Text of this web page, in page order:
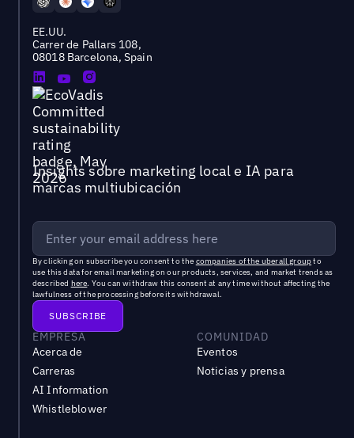
EE.UU.
Carrer de Pallars 108,
08018 Barcelona, Spain
Insights sobre marketing local e IA para
marcas multiubicación
By clicking on subscribe you consent to the companies of the uberall groupto
use this data for email marketing on our products, services, and market trends as
described here. You can withdraw this consent at any time without affecting the
lawfulness of the processing before its withdrawal.
EMPRESA
Acerca de
Carreras
AI Information
Whistleblower
COMUNIDAD
Eventos
Noticias y prensa